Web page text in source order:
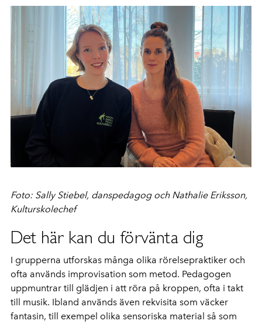
Foto: Sally Stiebel, danspedagog och Nathalie Eriksson,
Kulturskolechef
Det här kan du förvänta dig
I grupperna utforskas många olika rörelsepraktiker och
ofta används improvisation som metod. Pedagogen
uppmuntrar till glädjen i att röra på kroppen, ofta i takt
till musik. Ibland används även rekvisita som väcker
fantasin, till exempel olika sensoriska material så som